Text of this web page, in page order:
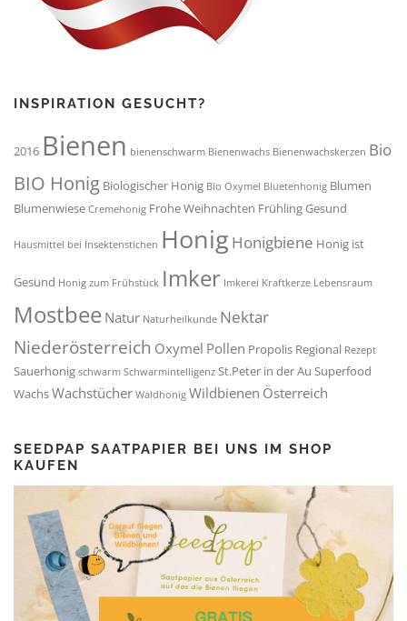
INSPIRATION GESUCHT?
2016 Bienen bienenschwarm Bienenwachs Bienenwachskerzen Bio
BIO Honig Biologischer Honig Bio Oxymel Bluetenhonig Blumen
Blumenwiese Cremehonig Frohe Weihnachten FrühlingGesund
Hausmittel bei Insektenstichen Honig Honigbiene Honig ist
Gesund Honig zum Frühstück Imker Imkerei Kraftkerze Lebensraum
MostbeeNatur Naturheilkunde Nektar
Niederösterreich Oxymel Pollen Propolis Regional Rezept
Sauerhonig schwarm Schwarmintelligenz St.Peter in der Au Superfood
WachsWachstücher Waldhonig Wildbienen Österreich
SEEDPAP SAATPAPIER BEI UNS IM SHOP
KAUFEN